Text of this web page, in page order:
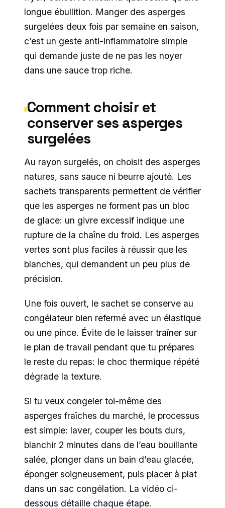
longue ébullition. Manger des asperges
surgelées deux fois par semaine en saison,
c’est un geste anti-inflammatoire simple
qui demande juste de ne pas les noyer
dans une sauce trop riche.
Comment choisir et
conserver ses asperges
surgelées
Au rayon surgelés, on choisit des asperges
natures, sans sauce ni beurre ajouté. Les
sachets transparents permettent de vérifier
que les asperges ne forment pas un bloc
de glace: un givre excessif indique une
rupture de la chaîne du froid. Les asperges
vertes sont plus faciles à réussir que les
blanches, qui demandent un peu plus de
précision.
Une fois ouvert, le sachet se conserve au
congélateur bien refermé avec un élastique
ou une pince. Évite de le laisser traîner sur
le plan de travail pendant que tu prépares
le reste du repas: le choc thermique répété
dégrade la texture.
Si tu veux congeler toi-même des
asperges fraîches du marché, le processus
est simple: laver, couper les bouts durs,
blanchir 2 minutes dans de l’eau bouillante
salée, plonger dans un bain d’eau glacée,
éponger soigneusement, puis placer à plat
dans un sac congélation. La vidéo ci-
dessous détaille chaque étape.